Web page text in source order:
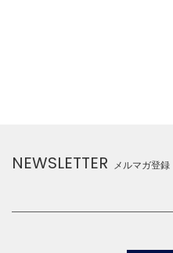
NEWSLETTER メルマガ登録